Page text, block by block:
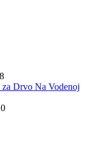
8
Drvo Na Vodenoj